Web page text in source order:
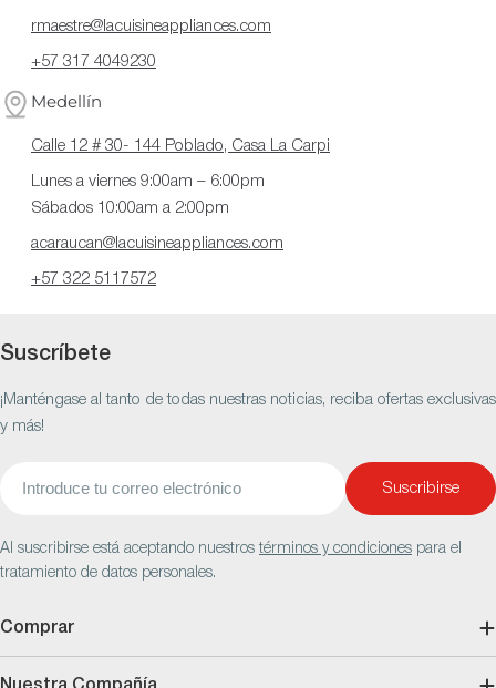
rmaestre@lacuisineappliances.com
+57 317 4049230
Medellín
Calle 12 # 30- 144 Poblado, Casa La Carpi
Lunes a viernes 9:00am – 6:00pm
Sábados 10:00am a 2:00pm
acaraucan@lacuisineappliances.com
+57 322 5117572
Suscríbete
¡Manténgase al tanto de todas nuestras noticias, reciba ofertas exclusivas
y más!
Suscribirse
Al suscribirse está aceptando nuestrostérminos y condiciones para el
tratamiento de datos personales.
Comprar